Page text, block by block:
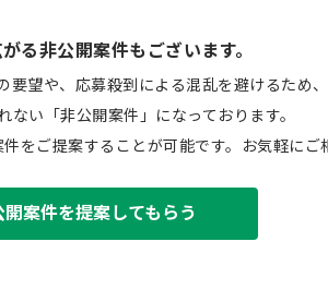
る非公開案件もございます。
要望や、応募殺到による混乱を避けるため、
ない「非公開案件」になっております。
をご提案することが可能です。お気軽にご
開案件を提案してもらう